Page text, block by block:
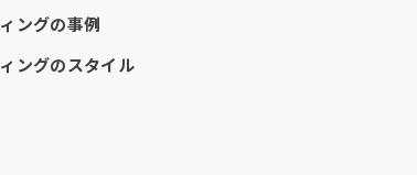
ングの事例
ングのスタイル